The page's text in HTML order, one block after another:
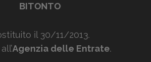
BITONTO
il 30/11/2013.
Agenzia delle Entrate.